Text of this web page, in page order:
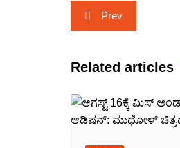
Post
navigation
Prev
Related articles